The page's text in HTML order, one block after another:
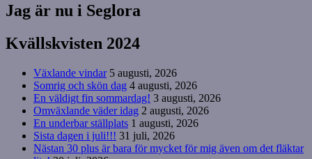
Jag är nu i Seglora
Kvällskvisten 2024
Växlande vindar 5 augusti, 2026
Somrig och skön dag 4 augusti, 2026
En väldigt fin sommardag! 3 augusti, 2026
Omväxlande väder idag 2 augusti, 2026
En underbar ställplats 1 augusti, 2026
Sista dagen i juli!!! 31 juli, 2026
Nästan 30 plus är bara för mycket för mig även om det fläktar